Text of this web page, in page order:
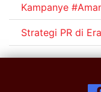
Kampanye
Strategi PR di